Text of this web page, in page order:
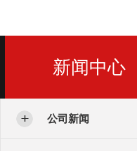
新闻中心
公司新闻